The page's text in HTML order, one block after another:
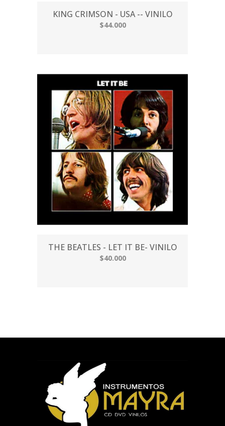
KING CRIMSON - USA -- VINILO
$44.000
THE BEATLES - LET IT BE- VINILO
$40.000